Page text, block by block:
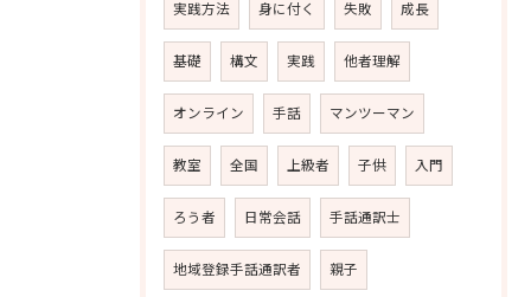
実践方法 身に付く 失敗 成長
基礎 構文 実践 他者理解
オンライン 手話 マンツーマン
教室 全国 上級者 子供 入門
ろう者 日常会話 手話通訳士
地域登録手話通訳者 親子